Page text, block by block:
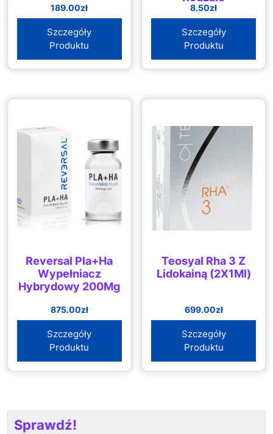
189.00zł
Szczegóły
Produktu
8.50zł
Szczegóły
Produktu
Reversal Pla+Ha
Wypełniacz
Hybrydowy 200Mg
875.00zł
Szczegóły
Produktu
Teosyal Rha 3 Z
Lidokainą (2X1Ml)
699.00zł
Szczegóły
Produktu
Sprawdź!